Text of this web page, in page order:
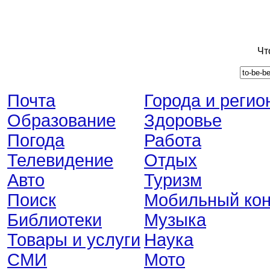
Почта
Образование
Погода
Телевидение
Авто
Поиск
Библиотеки
Товары и услуги
СМИ
Города и
Здоровье
Работа
Отдых
Туризм
Мобильный
Музыка
Наука
Мото